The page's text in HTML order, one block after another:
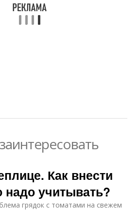
Как внести
надо учитывать?
грядок с томатами на свежем